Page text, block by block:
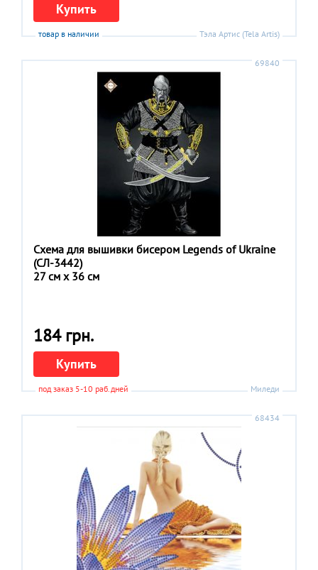
Купить
товар в наличии Тэла Артис (Tela Artis)
69840
Схема для вышивки бисером Legends of Ukraine
(СЛ-3442)
27 см x 36 см
184 грн.
Купить
под заказ 5-10 раб.дней Миледи
68434